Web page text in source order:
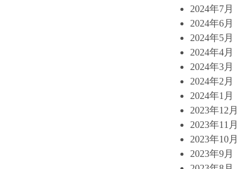
2024年7月
2024年6月
2024年5月
2024年4月
2024年3月
2024年2月
2024年1月
2023年12月
2023年11月
2023年10月
2023年9月